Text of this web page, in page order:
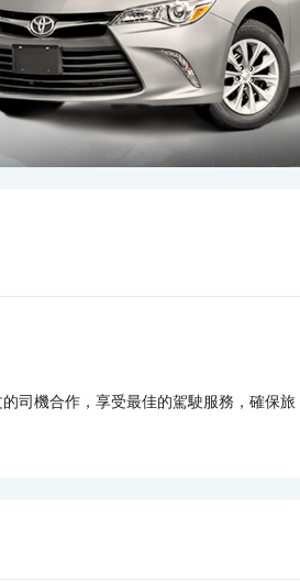
司機合作，享受最佳的駕駛服務，確保旅